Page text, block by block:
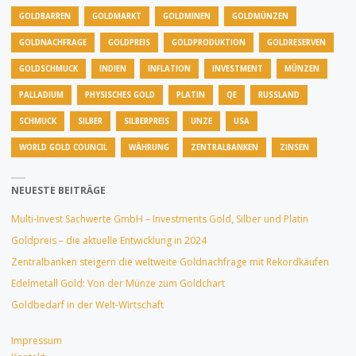
GOLDBARREN GOLDMARKT GOLDMINEN GOLDMÜNZEN
GOLDNACHFRAGE GOLDPREIS GOLDPRODUKTION GOLDRESERVEN
GOLDSCHMUCK INDIEN INFLATION INVESTMENT MÜNZEN
PALLADIUM PHYSISCHES GOLD PLATIN QE RUSSLAND
SCHMUCK SILBER SILBERPREIS UNZE USA
WORLD GOLD COUNCIL WÄHRUNG ZENTRALBANKEN ZINSEN
NEUESTE BEITRÄGE
Multi-Invest Sachwerte GmbH – Investments Gold, Silber und Platin
Goldpreis – die aktuelle Entwicklung in 2024
Zentralbanken steigern die weltweite Goldnachfrage mit Rekordkäufen
Edelmetall Gold: Von der Münze zum Goldchart
Goldbedarf in der Welt-Wirtschaft
Impressum